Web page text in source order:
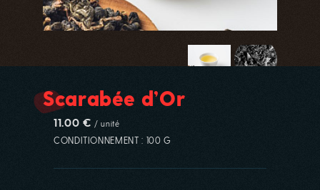
Scarabée d’Or
11.00 € / unité
CONDITIONNEMENT : 100 G